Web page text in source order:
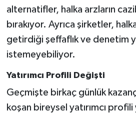
alternatifler, halka arzların
bırakıyor. Ayrıca şirketler,
getirdiği şeffaflık ve denetim
istemeyebiliyor.
Yatırımcı Profili Değişti
Geçmişte birkaç günlük
koşan bireysel yatırımcı